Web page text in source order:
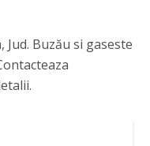
Buzău si gaseste